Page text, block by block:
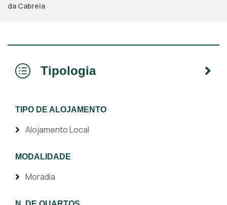
da Cabreia
Tipologia
TIPO DE ALOJAMENTO
Alojamento Local
MODALIDADE
Moradia